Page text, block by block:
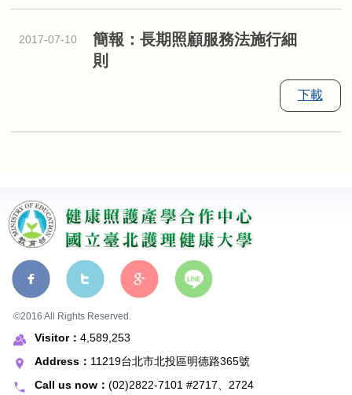
2017-07-10
簡報：長期照顧服務法施行細
則
下載
©2016 All Rights Reserved.
Visitor： 4,589,253
Address： 11219台北市北投區明德路365號
Call us now： (02)2822-7101 #2717、2724